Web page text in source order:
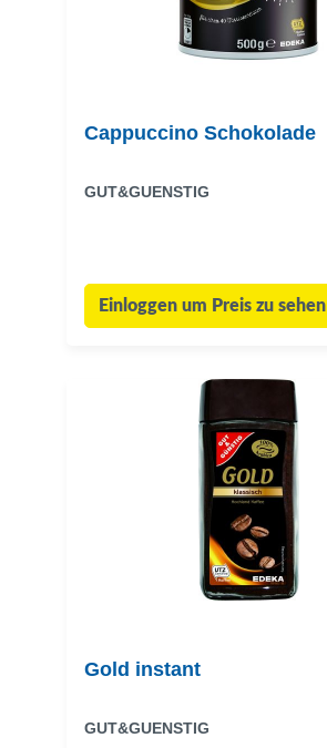
Cappuccino Schokolade
GUT&GUENSTIG
Einloggen um Preis zu sehen
Gold instant
GUT&GUENSTIG